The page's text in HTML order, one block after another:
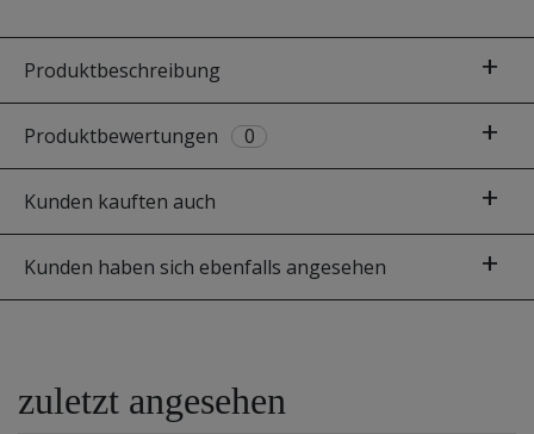
Produktbeschreibung
Produktbewertungen 0
Kunden kauften auch
Kunden haben sich ebenfalls angesehen
zuletzt angesehen